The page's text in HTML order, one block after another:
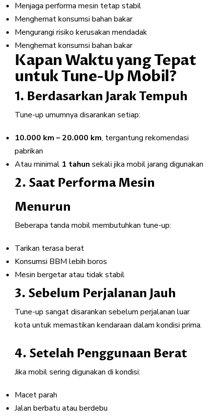
Menjaga performa mesin tetap stabil
Menghemat konsumsi bahan bakar
Mengurangi risiko kerusakan mendadak
Menghemat konsumsi bahan bakar
Kapan Waktu yang Tepat
untuk Tune-Up Mobil?
1. Berdasarkan Jarak Tempuh
Tune-up umumnya disarankan setiap:
10.000 km – 20.000 km, tergantung rekomendasi
pabrikan
Atau minimal 1 tahun sekali jika mobil jarang digunakan
2. Saat Performa Mesin
Menurun
Beberapa tanda mobil membutuhkan tune-up:
Tarikan terasa berat
Konsumsi BBM lebih boros
Mesin bergetar atau tidak stabil
3. Sebelum Perjalanan Jauh
Tune-up sangat disarankan sebelum perjalanan luar
kota untuk memastikan kendaraan dalam kondisi prima.
4. Setelah Penggunaan Berat
Jika mobil sering digunakan di kondisi:
Macet parah
Jalan berbatu atau berdebu